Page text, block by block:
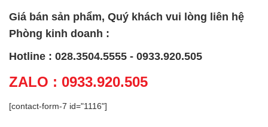
Giá bán sản phẩm, Quý khách vui lòng liên hệ
Phòng kinh doanh :
Hotline : 028.3504.5555 - 0933.920.505
ZALO : 0933.920.505
[contact-form-7 id="1116"]